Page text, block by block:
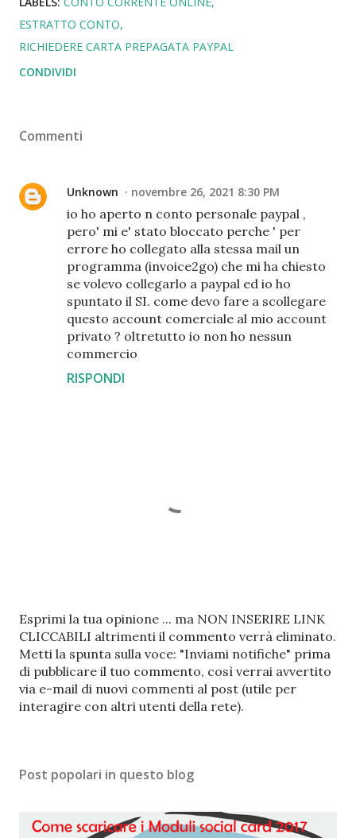
ESTRATTO CONTO
RICHIEDERE CARTA PREPAGATA PAYPAL
CONDIVIDI
Commenti
Unknown novembre 26, 2021 8:30 PM
io ho aperto n conto personale paypal ,
pero' mi e' stato bloccato perche ' per
errore ho collegato alla stessa mail un
programma (invoice2go) che mi ha chiesto
se volevo collegarlo a paypal ed io ho
spuntato il SI. come devo fare a scollegare
questo account comerciale al mio account
privato ? oltretutto io non ho nessun
commercio
RISPONDI
P
o
s
t
a
u
m
Esprimi la tua opinione ... ma NON INSERIRE LINK
CLICCABILI altrimenti il commento verrà eliminato.
Metti la spunta sulla voce: "Inviami notifiche" prima
di pubblicare il tuo commento, così verrai avvertito
via e-mail di nuovi commenti al post (utile per
interagire con altri utenti della rete).
Post popolari in questo blog